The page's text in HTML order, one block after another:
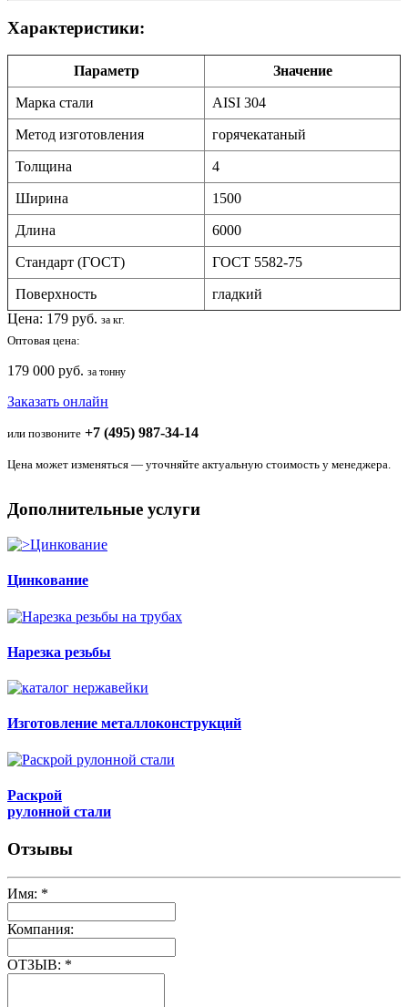
Характеристики:
Параметр Значение
Марка стали AISI 304
Метод изготовления горячекатаный
Толщина 4
Ширина 1500
Длина 6000
Стандарт (ГОСТ) ГОСТ 5582-75
Поверхность
гладкий
Цена: 179 руб. за кг.
Оптовая цена:
179 000 руб. за тонну
Заказать онлайн
или позвоните +7 (495) 987-34-14
Цена может изменяться — уточняйте актуальную стоимость у менеджера.
Дополнительные услуги
Цинкование
Нарезка резьбы
Изготовление металлоконструкций
Раскрой
рулонной стали
Отзывы
Имя: *
Компания:
ОТЗЫВ: *